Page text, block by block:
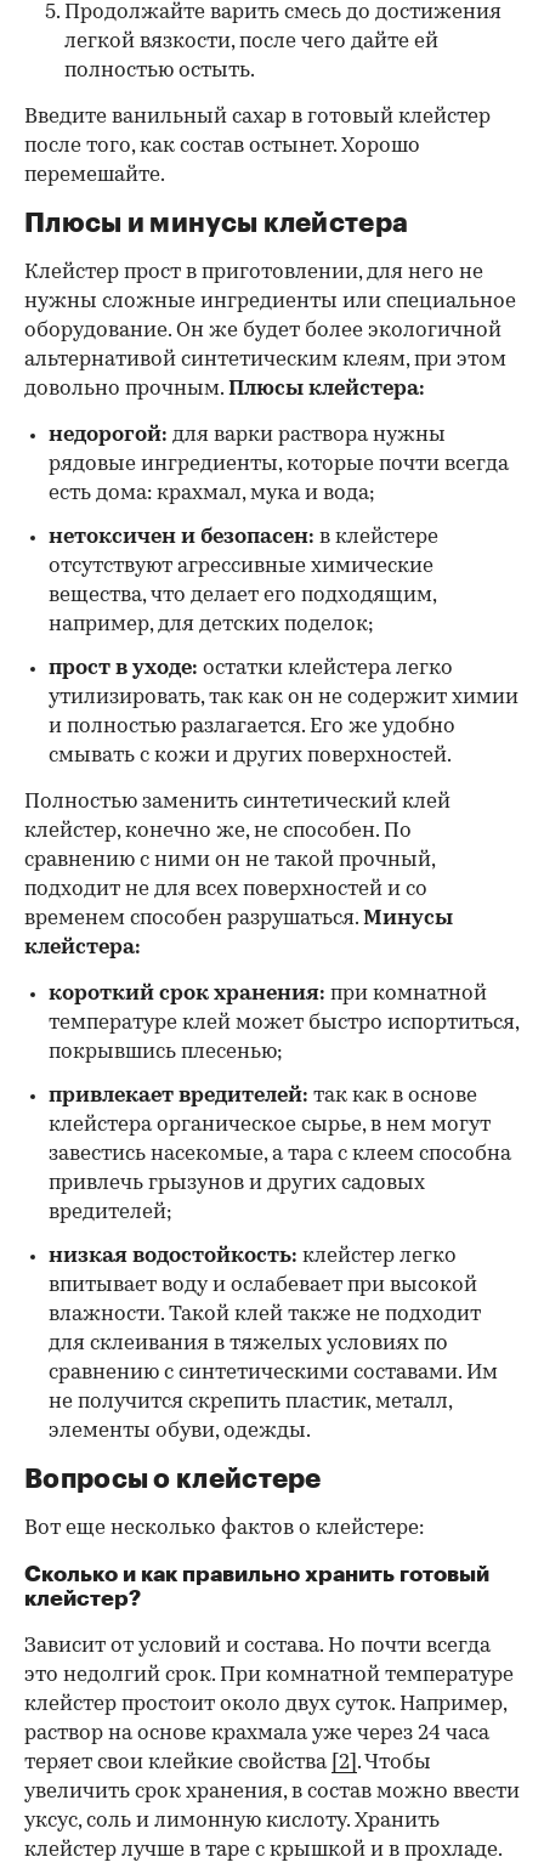
Продолжайте варить смесь до достижения
легкой вязкости, после чего дайте ей
полностью остыть.
Введите ванильный сахар в готовый клейстер
после того, как состав остынет. Хорошо
перемешайте.
Плюсы и минусы клейстера
Клейстер прост в приготовлении, для него не
нужны сложные ингредиенты или специальное
оборудование. Он же будет более экологичной
альтернативой синтетическим клеям, при этом
довольно прочным. Плюсы клейстера:
недорогой: для варки раствора нужны
рядовые ингредиенты, которые почти всегда
есть дома: крахмал, мука и вода;
нетоксичен и безопасен: в клейстере
отсутствуют агрессивные химические
вещества, что делает его подходящим,
например, для детских поделок;
прост в уходе: остатки клейстера легко
утилизировать, так как он не содержит химии
и полностью разлагается. Его же удобно
смывать с кожи и других поверхностей.
Полностью заменить синтетический клей
клейстер, конечно же, не способен. По
сравнению с ними он не такой прочный,
подходит не для всех поверхностей и со
временем способен разрушаться. Минусы
клейстера:
короткий срок хранения: при комнатной
температуре клей может быстро испортиться,
покрывшись плесенью;
привлекает вредителей: так как в основе
клейстера органическое сырье, в нем могут
завестись насекомые, а тара с клеем способна
привлечь грызунов и других садовых
вредителей;
низкая водостойкость: клейстер легко
впитывает воду и ослабевает при высокой
влажности. Такой клей также не подходит
для склеивания в тяжелых условиях по
сравнению с синтетическими составами. Им
не получится скрепить пластик, металл,
элементы обуви, одежды.
Вопросы о клейстере
Вот еще несколько фактов о клейстере:
Сколько и как правильно хранить готовый
клейстер?
Зависит от условий и состава. Но почти всегда
это недолгий срок. При комнатной температуре
клейстер простоит около двух суток. Например,
раствор на основе крахмала уже через 24 часа
теряет свои клейкие свойства [2] . Чтобы
увеличить срок хранения, в состав можно ввести
уксус, соль и лимонную кислоту. Хранить
клейстер лучше в таре с крышкой и в прохладе.